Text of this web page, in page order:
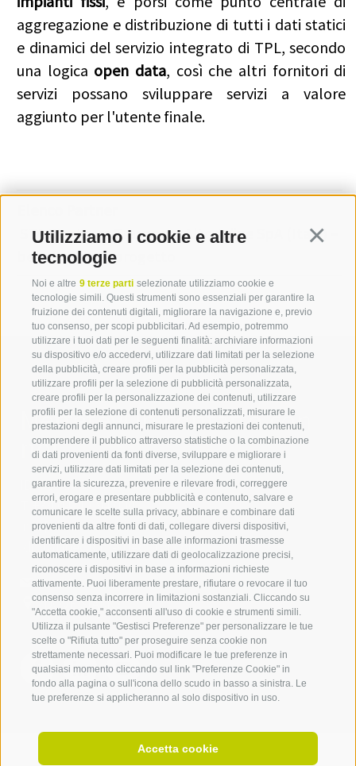
Utilizziamo i cookie e altre
tecnologie
Noi e altre 9 terze parti selezionate utilizziamo cookie e
tecnologie simili. Questi strumenti sono essenziali per garantire la
fruizione dei contenuti digitali, migliorare la navigazione e, previo
tuo consenso, per scopi pubblicitari. Ad esempio, potremmo
utilizzare i tuoi dati per le seguenti finalità: archiviare informazioni
su dispositivo e/o accedervi, utilizzare dati limitati per la selezione
della pubblicità, creare profili per la pubblicità personalizzata,
utilizzare profili per la selezione di pubblicità personalizzata,
creare profili per la personalizzazione dei contenuti, utilizzare
profili per la selezione di contenuti personalizzati, misurare le
prestazioni degli annunci, misurare le prestazioni dei contenuti,
comprendere il pubblico attraverso statistiche o la combinazione
di dati provenienti da fonti diverse, sviluppare e migliorare i
servizi, utilizzare dati limitati per la selezione dei contenuti,
garantire la sicurezza, prevenire e rilevare frodi, correggere
errori, erogare e presentare pubblicità e contenuto, salvare e
comunicare le scelte sulla privacy, abbinare e combinare dati
provenienti da altre fonti di dati, collegare diversi dispositivi,
identificare i dispositivi in base alle informazioni trasmesse
automaticamente, utilizzare dati di geolocalizzazione precisi,
riconoscere i dispositivi in base a informazioni richieste
attivamente. Puoi liberamente prestare, rifiutare o revocare il tuo
consenso senza incorrere in limitazioni sostanziali. Cliccando su
"Accetta cookie," acconsenti all'uso di cookie e strumenti simili.
Utilizza il pulsante "Gestisci Preferenze" per personalizzare le tue
scelte o "Rifiuta tutto" per proseguire senza cookie non
strettamente necessari. Puoi modificare le tue preferenze in
qualsiasi momento cliccando sul link "Preferenze Cookie" in
fondo alla pagina o sull'icona dello scudo in basso a sinistra. Le
tue preferenze si applicheranno al solo dispositivo in uso.
Accetta cookie
aggregazione e distribuzione di tutti i dati statici
e dinamici del servizio integrato di TPL, secondo
una logica open data, così che altri fornitori di
servizi possano sviluppare servizi a valore
aggiunto per l'utente finale.
STA Strutture Trasporto Alto Adige SpA (Italy) –
beneficiario di progetto
Mettetevi in contatto con
noi
IDM Südtirol - Alto Adige
+39 0471 094 000
info[at]idm-suedtirol.com
idm[at]pec.idm-suedtirol.com
SCRIVICI
DOVE SIAMO